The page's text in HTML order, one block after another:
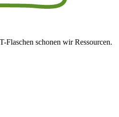
Flaschen schonen wir Ressourcen.